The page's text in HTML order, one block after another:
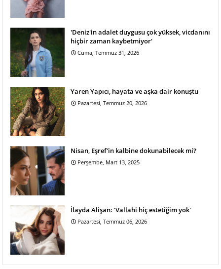
'Deniz'in adalet duygusu çok yüksek, vicdanını
hiçbir zaman kaybetmiyor'
Cuma, Temmuz 31, 2026
Yaren Yapıcı, hayata ve aşka dair konuştu
Pazartesi, Temmuz 20, 2026
Nisan, Eşref'in kalbine dokunabilecek mi?
Perşembe, Mart 13, 2025
İlayda Alişan: 'Vallahi hiç estetiğim yok'
Pazartesi, Temmuz 06, 2026